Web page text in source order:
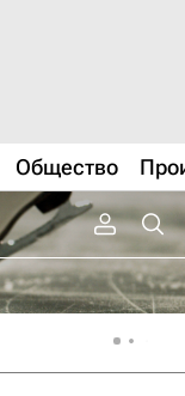
Общество